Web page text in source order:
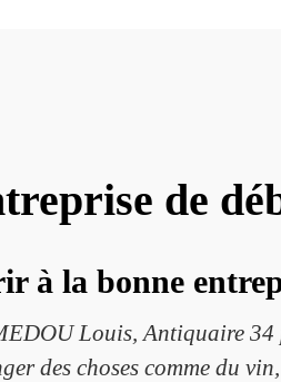
de
à la bonne
Louis, Antiquaire
des choses comme du